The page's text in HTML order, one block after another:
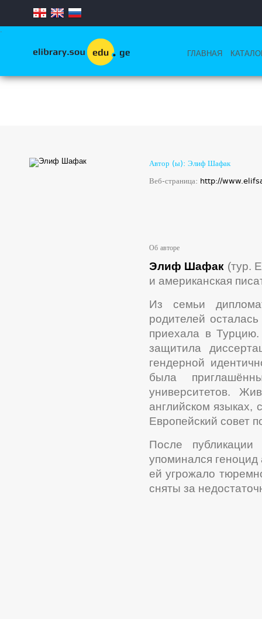
.
ГЛАВНАЯ
Автор (ы): Элиф Шафак
Веб-страница: http://
Об авторе
Элиф Шафак (тур.
и американская
Из семьи
родителей
приехала в Турцию.
защитила
гендерной
была
университетов.
английском
Европейский совет
После
упоминался
ей угрожало
сняты за